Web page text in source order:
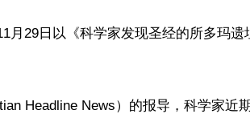
月29日以《科学家发现圣经的所多玛遗
Headline News）的报导，科学家近